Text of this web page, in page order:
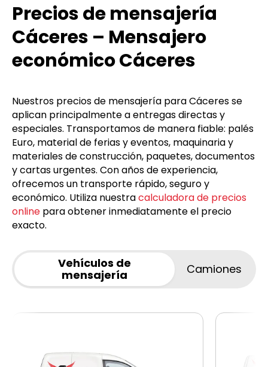
Precios de mensajería
Cáceres – Mensajero
económico Cáceres
Nuestros precios de mensajería para Cáceres se
aplican principalmente a entregas directas y
especiales. Transportamos de manera fiable: palés
Euro, material de ferias y eventos, maquinaria y
materiales de construcción, paquetes, documentos
y cartas urgentes. Con años de experiencia,
ofrecemos un transporte rápido, seguro y
económico. Utiliza nuestracalculadora de precios
online para obtener inmediatamente el precio
exacto.
Vehículos de
mensajería
Camiones